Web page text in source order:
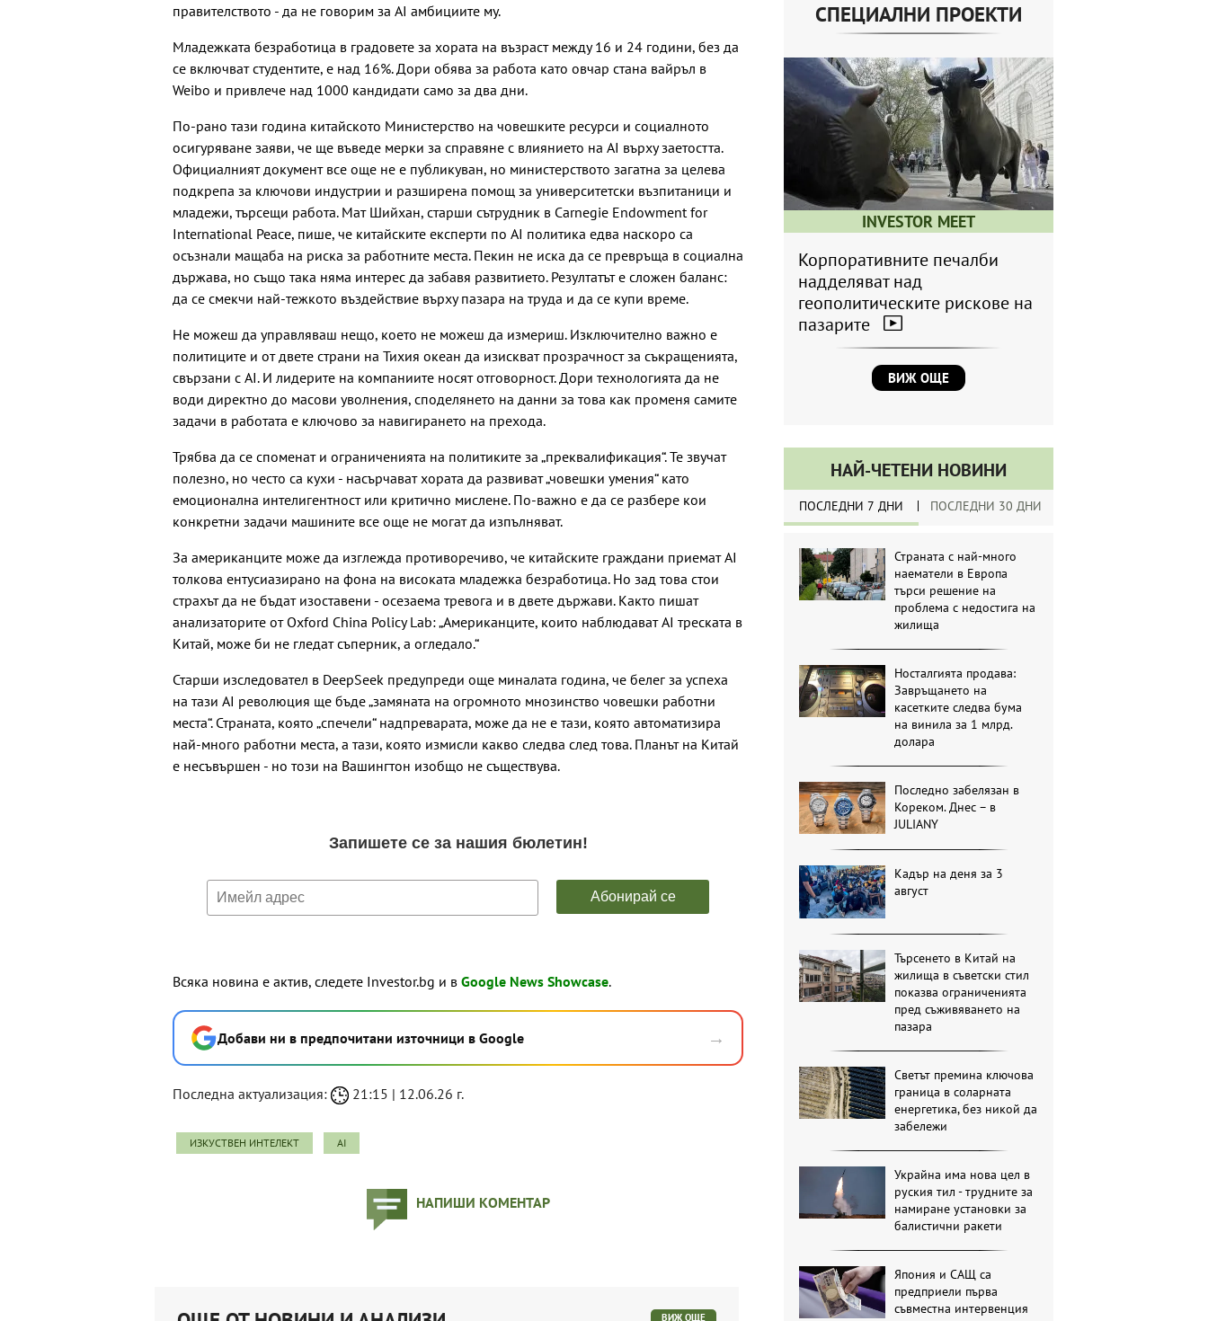
правителството - да не говорим за AI амбициите му.
Младежката безработица в градовете за хората на възраст между 16 и 24 години, без да
се включват студентите, е над 16%. Дори обява за работа като овчар стана вайръл в
Weibo и привлече над 1000 кандидати само за два дни.
По-рано тази година китайското Министерство на човешките ресурси и социалното
осигуряване заяви, че ще въведе мерки за справяне с влиянието на AI върху заетостта.
Официалният документ все още не е публикуван, но министерството загатна за целева
подкрепа за ключови индустрии и разширена помощ за университетски възпитаници и
младежи, търсещи работа. Мат Шийхан, старши сътрудник в Carnegie Endowment for
International Peace, пише, че китайските експерти по AI политика едва наскоро са
осъзнали мащаба на риска за работните места. Пекин не иска да се превръща в социална
държава, но също така няма интерес да забавя развитието. Резултатът е сложен баланс:
да се смекчи най-тежкото въздействие върху пазара на труда и да се купи време.
Не можеш да управляваш нещо, което не можеш да измериш. Изключително важно е
политиците и от двете страни на Тихия океан да изискват прозрачност за съкращенията,
свързани с AI. И лидерите на компаниите носят отговорност. Дори технологията да не
води директно до масови уволнения, споделянето на данни за това как променя самите
задачи в работата е ключово за навигирането на прехода.
Трябва да се споменат и ограниченията на политиките за „преквалификация“. Те звучат
полезно, но често са кухи - насърчават хората да развиват „човешки умения“ като
емоционална интелигентност или критично мислене. По-важно е да се разбере кои
конкретни задачи машините все още не могат да изпълняват.
За американците може да изглежда противоречиво, че китайските граждани приемат AI
толкова ентусиазирано на фона на високата младежка безработица. Но зад това стои
страхът да не бъдат изоставени - осезаема тревога и в двете държави. Както пишат
анализаторите от Oxford China Policy Lab: „Американците, които наблюдават AI треската в
Китай, може би не гледат съперник, а огледало.“
Старши изследовател в DeepSeek предупреди още миналата година, че белег за успеха
на тази AI революция ще бъде „замяната на огромното мнозинство човешки работни
места“. Страната, която „спечели“ надпреварата, може да не е тази, която автоматизира
най-много работни места, а тази, която измисли какво следва след това. Планът на Китай
е несъвършен - но този на Вашингтон изобщо не съществува.
Всяка новина е актив, следете Investor.bg и в Google News Showcase.
Добави ни в предпочитани източници в Google →
Последна актуализация: 21:15 | 12.06.26 г.
ИЗКУСТВЕН ИНТЕЛЕКТ AI
НАПИШИ КОМЕНТАР
СПЕЦИАЛНИ ПРОЕКТИ
INVESTOR MEET
Корпоративните печалби
надделяват над
геополитическите рискове на
пазарите
ВИЖ ОЩЕ
НАЙ-ЧЕТЕНИ НОВИНИ
ПОСЛЕДНИ 7 ДНИ ПОСЛЕДНИ 30 ДНИ
Страната с най-много
наематели в Европа
търси решение на
проблема с недостига на
жилища
Носталгията продава:
Завръщането на
касетките следва бума
на винила за 1 млрд.
долара
Последно забелязан в
Кореком. Днес – в
JULIANY
Кадър на деня за 3
август
Търсенето в Китай на
жилища в съветски стил
показва ограниченията
пред съживяването на
пазара
Светът премина ключова
граница в соларната
енергетика, без никой да
забележи
Украйна има нова цел в
руския тил - трудните за
намиране установки за
балистични ракети
Япония и САЩ са
предприели първа
съвместна интервенция
ВИЖ ОЩЕ